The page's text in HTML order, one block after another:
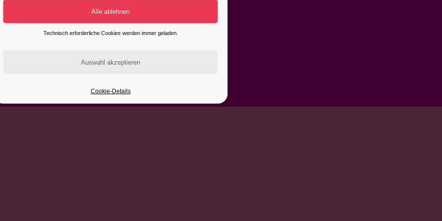
Technisch erforderliche Cookies werden immer geladen.
Cookie-Details